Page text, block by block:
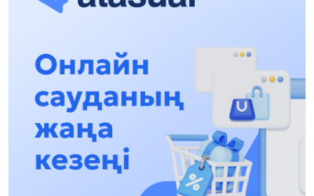
13:13, 30 Шілде 2026
Асхат Асылбеков: Күшті билікке күшті
тұлғалар керек!
12:01, 28 Шілде 2026
Абзал Достияр: Думан Мұхаметкәрімді